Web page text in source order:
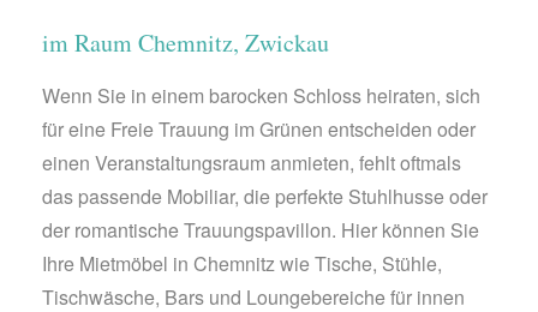
im Raum Chemnitz, Zwickau
Wenn Sie in einem barocken Schloss heiraten, sich
für eine Freie Trauung im Grünen entscheiden oder
einen Veranstaltungsraum anmieten, fehlt oftmals
das passende Mobiliar, die perfekte Stuhlhusse oder
der romantische Trauungspavillon. Hier können Sie
Ihre Mietmöbel in Chemnitz wie Tische, Stühle,
Tischwäsche, Bars und Loungebereiche für innen